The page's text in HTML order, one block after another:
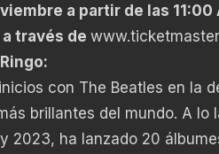
a partir de las
través de
con The Beatles en la
brillantes del mundo. A
2023, ha lanzado 20